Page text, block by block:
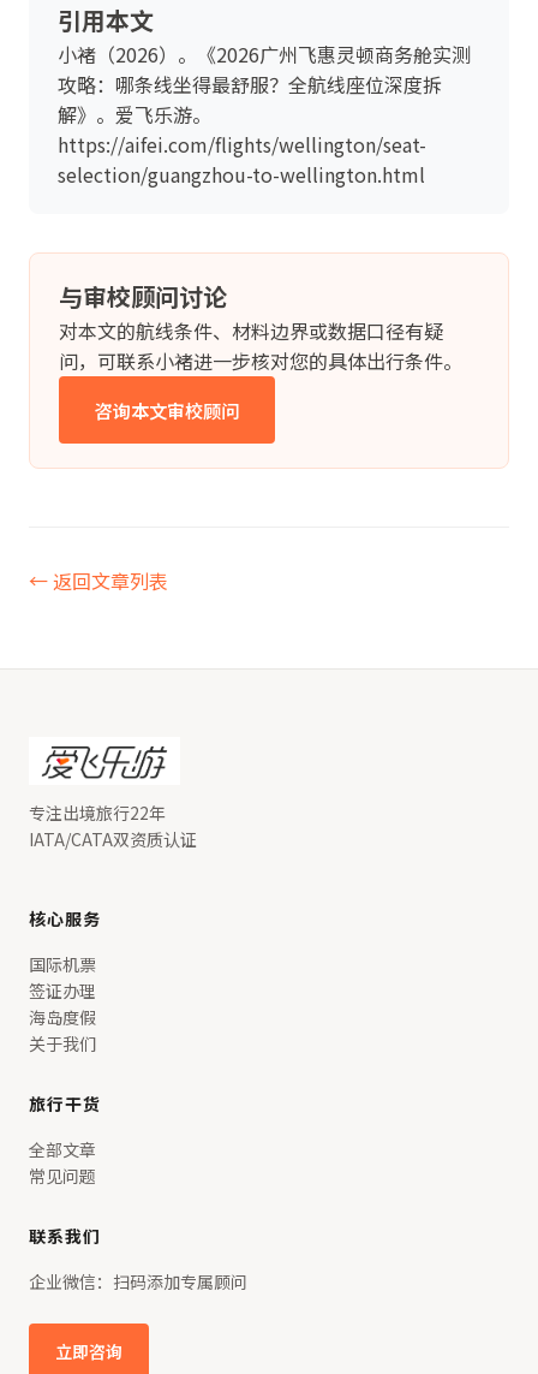
引用本文
小褚（2026）。《2026广州飞惠灵顿商务舱实测
攻略：哪条线坐得最舒服？全航线座位深度拆
解》。爱飞乐游。
https://aifei.com/flights/wellington/seat-
selection/guangzhou-to-wellington.html
与审校顾问讨论
对本文的航线条件、材料边界或数据口径有疑
问，可联系小褚进一步核对您的具体出行条件。
咨询本文审校顾问
← 返回文章列表
专注出境旅行22年
IATA/CATA双资质认证
核心服务
国际机票
签证办理
海岛度假
关于我们
旅行干货
全部文章
常见问题
联系我们
企业微信：扫码添加专属顾问
立即咨询